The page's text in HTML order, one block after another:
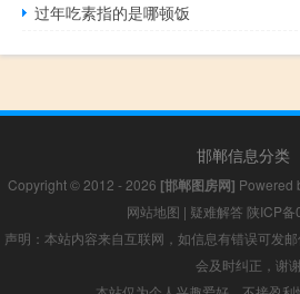
过年吃素指的是哪顿饭
邯郸信息分类
Copyright © 2012 - 2026 [邯郸图房网] Powered
网站地图 | 疑难解答 陕ICP
声明：本站内容来自互联网，如信息有错误可发
会及时纠正，谢谢